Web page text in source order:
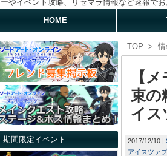
ーやイベント攻略、リセマラ情報など速報で
HOME
期間限定イベント
TOP >
【
束の
イス
2017/12/10
アイスツァ